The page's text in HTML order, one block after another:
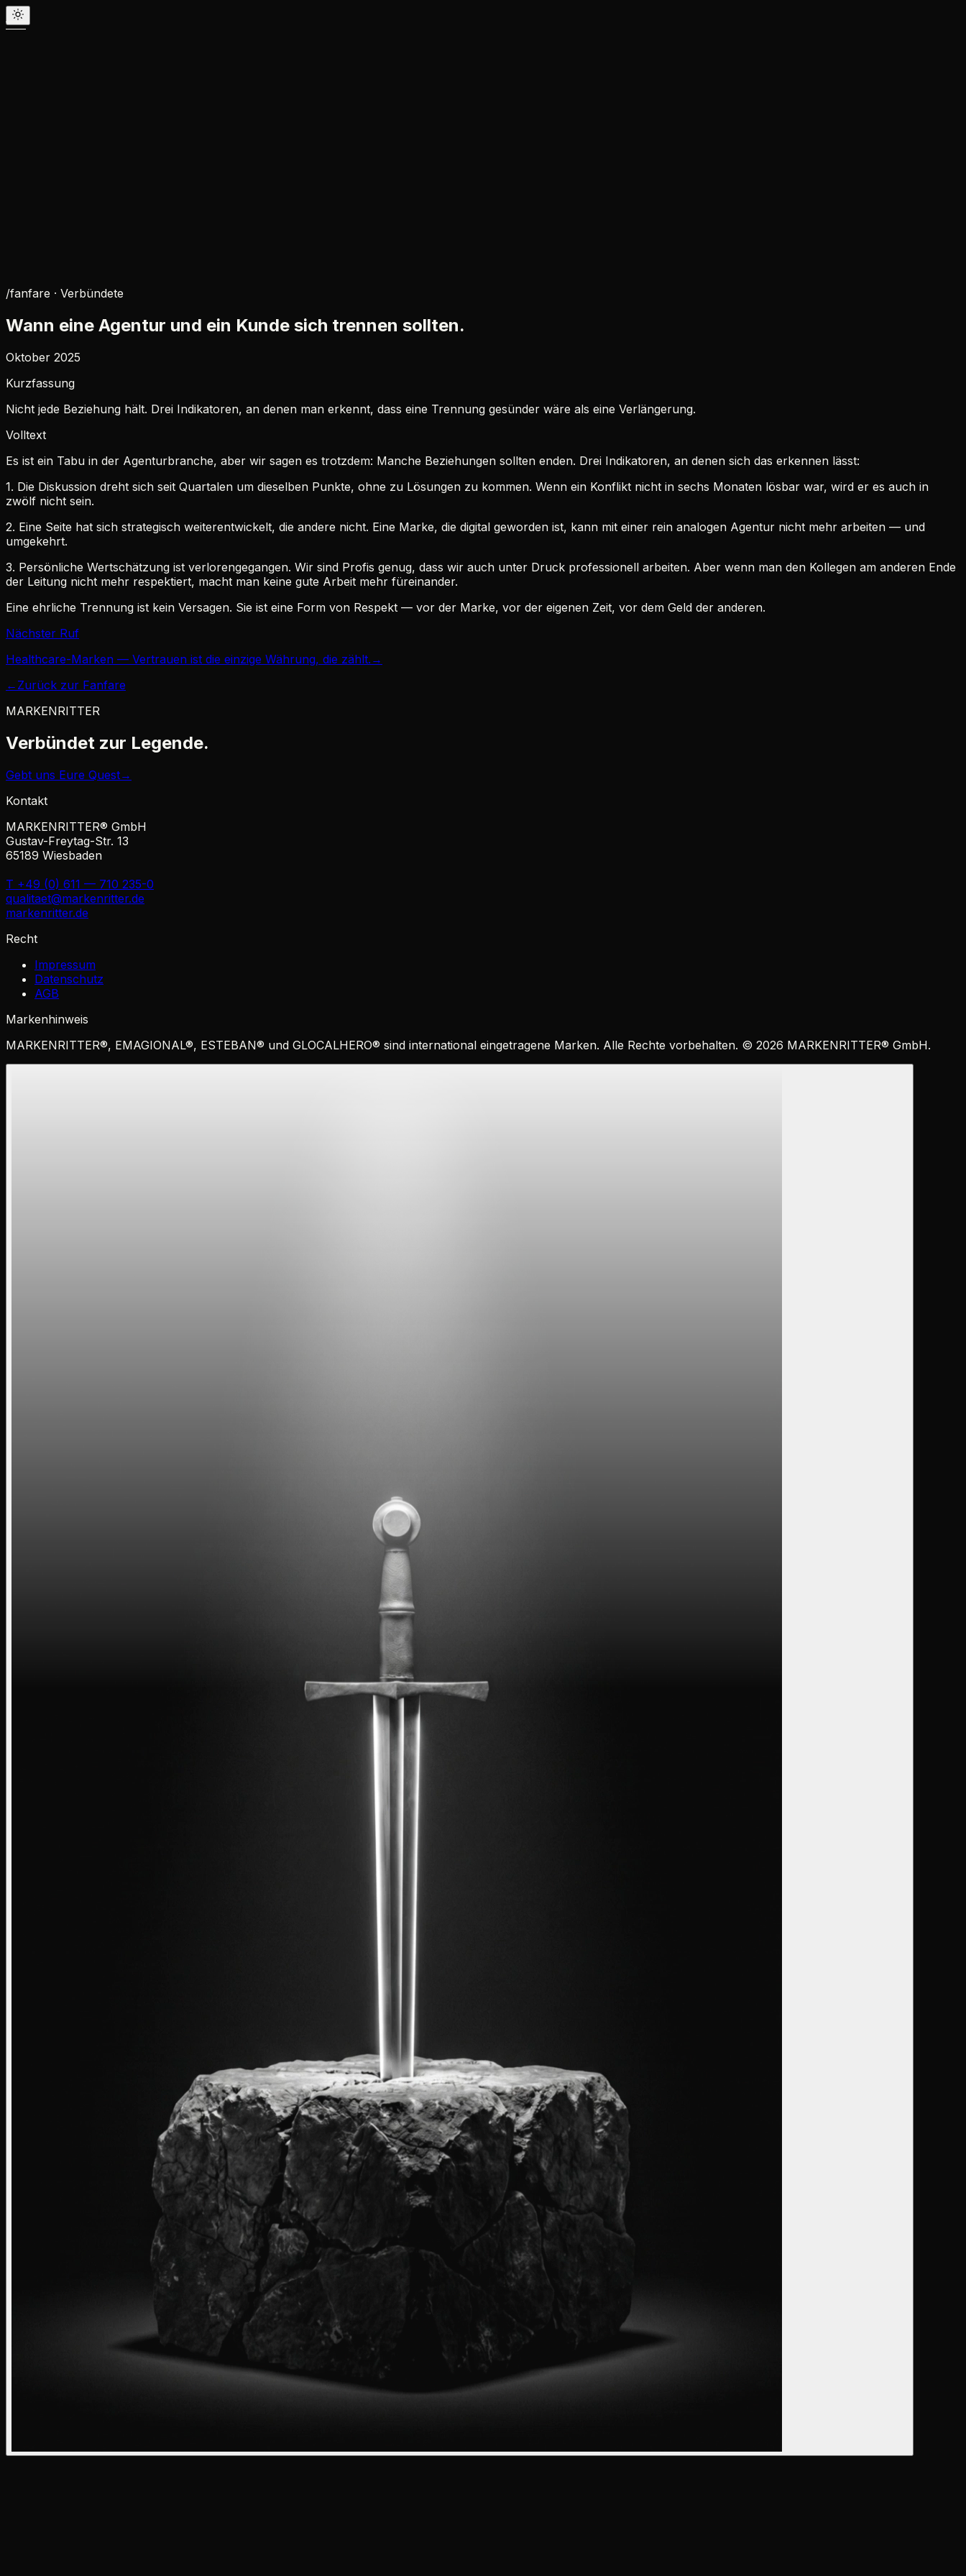
/fanfare · Verbündete
Wann eine Agentur und ein Kunde sich trennen sollten.
Oktober 2025
Kurzfassung
Nicht jede Beziehung hält. Drei Indikatoren, an denen man erkennt, dass eine Trennung gesünder wäre als eine Verlängerung.
Volltext
Es ist ein Tabu in der Agenturbranche, aber wir sagen es trotzdem: Manche Beziehungen sollten enden. Drei Indikatoren, an denen sich das erkennen lässt:
1. Die Diskussion dreht sich seit Quartalen um dieselben Punkte, ohne zu Lösungen zu kommen. Wenn ein Konflikt nicht in sechs Monaten lösbar war, wird er es auch in
zwölf nicht sein.
2. Eine Seite hat sich strategisch weiterentwickelt, die andere nicht. Eine Marke, die digital geworden ist, kann mit einer rein analogen Agentur nicht mehr arbeiten — und
umgekehrt.
3. Persönliche Wertschätzung ist verlorengegangen. Wir sind Profis genug, dass wir auch unter Druck professionell arbeiten. Aber wenn man den Kollegen am anderen Ende
der Leitung nicht mehr respektiert, macht man keine gute Arbeit mehr füreinander.
Eine ehrliche Trennung ist kein Versagen. Sie ist eine Form von Respekt — vor der Marke, vor der eigenen Zeit, vor dem Geld der anderen.
Nächster Ruf
Healthcare-Marken — Vertrauen ist die einzige Währung, die zählt. →
← Zurück zur Fanfare
MARKENRITTER
Verbündet zur Legende.
Gebt uns Eure Quest→
Kontakt
MARKENRITTER® GmbH
Gustav-Freytag-Str. 13
65189 Wiesbaden
T +49 (0) 611 — 710 235-0
qualitaet@markenritter.de
markenritter.de
Recht
Impressum
Datenschutz
AGB
Markenhinweis
MARKENRITTER®, EMAGIONAL®, ESTEBAN® und GLOCALHERO® sind international eingetragene Marken. Alle Rechte vorbehalten. © 2026 MARKENRITTER® GmbH.